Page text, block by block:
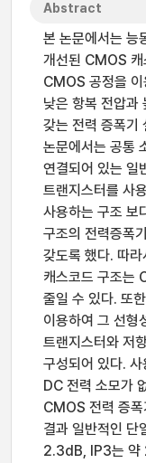
Abstract
본 논문에서는 능
개선된 CMOS 캐
CMOS 공정을 이
낮은 항복 전압과
갖는 전력 증폭기
논문에서는 공통
연결되어 있는 일
트랜지스터를 사
사용하는 구조 보
구조의 전력증폭
갖도록 했다. 따
캐스코드 구조는
줄일 수 있다. 또
이용하여 그 선형
트랜지스터와 저
구성되어 있다.
DC 전력 소모가
CMOS 전력 증폭
결과 일반적인 단
2.3dB, IP3는 약